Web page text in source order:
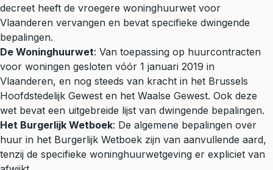
decreet heeft de vroegere woninghuurwet voor
Vlaanderen vervangen en bevat specifieke dwingende
bepalingen.
De Woninghuurwet: Van toepassing op huurcontracten
voor woningen gesloten vóór 1 januari 2019 in
Vlaanderen, en nog steeds van kracht in het Brussels
Hoofdstedelijk Gewest en het Waalse Gewest. Ook deze
wet bevat een uitgebreide lijst van dwingende bepalingen.
Het Burgerlijk Wetboek: De algemene bepalingen over
huur in het Burgerlijk Wetboek zijn van aanvullende aard,
tenzij de specifieke woninghuurwetgeving er expliciet van